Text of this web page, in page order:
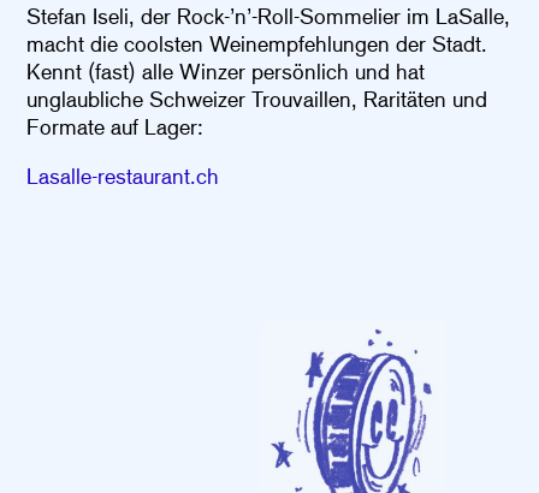
Stefan Iseli, der Rock-’n’-Roll-Sommelier im LaSalle,
macht die coolsten Weinempfehlungen der Stadt.
Kennt (fast) alle Winzer persönlich und hat
unglaubliche Schweizer Trouvaillen, Raritäten und
Formate auf Lager:
Lasalle-restaurant.ch